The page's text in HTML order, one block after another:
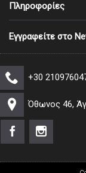
Πληροφορίες
Εγγραφείτε στο
+30
Όθωνος 46,